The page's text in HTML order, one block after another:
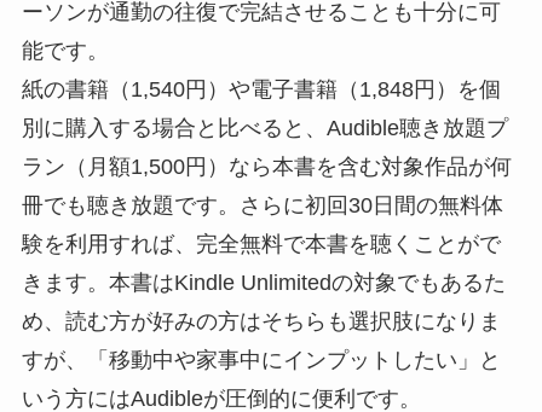
ーソンが通勤の往復で完結させることも十分に可
能です。
紙の書籍（1,540円）や電子書籍（1,848円）を個
別に購入する場合と比べると、Audible聴き放題プ
ラン（月額1,500円）なら本書を含む対象作品が何
冊でも聴き放題です。さらに初回30日間の無料体
験を利用すれば、完全無料で本書を聴くことがで
きます。本書はKindle Unlimitedの対象でもあるた
め、読む方が好みの方はそちらも選択肢になりま
すが、「移動中や家事中にインプットしたい」と
いう方にはAudibleが圧倒的に便利です。